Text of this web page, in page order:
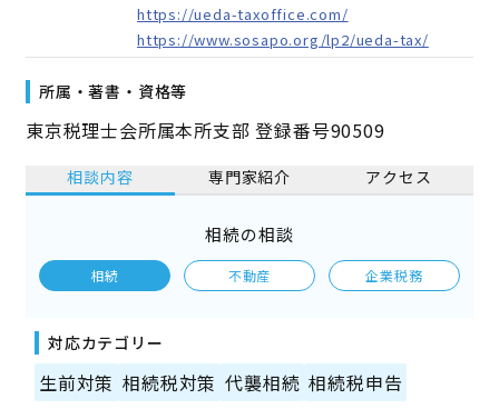
https://ueda-taxoffice.com/
https://www.sosapo.org/lp2/ueda-tax/
所属・著書・資格等
東京税理士会所属本所支部 登録番号90509
相談内容 専門家紹介 アクセス
相続の相談
相続 不動産 企業税務
対応カテゴリー
生前対策 相続税対策 代襲相続 相続税申告